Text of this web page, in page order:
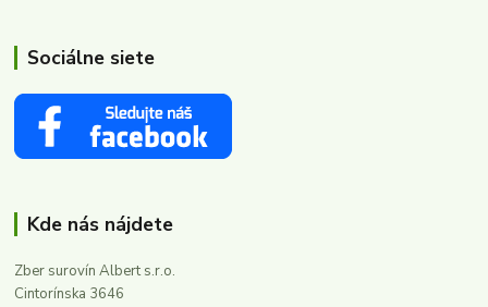
Sociálne siete
Kde nás nájdete
Zber surovín Albert s.r.o.
Cintorínska 3646